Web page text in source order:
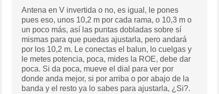
Antena en V invertida o no, es igual, le pones
pues eso, unos 10,2 m por cada rama, o 10,3 m o
un poco más, así las puntas dobladas sobre sí
mismas para que puedas ajustarla, pero andará
por los 10,2 m. Le conectas el balun, lo cuelgas y
le metes potencia, poca, mides la ROE, debe dar
poca. Si da poca, mueve el dial para ver por
donde anda mejor, si por arriba o por abajo de la
banda y el resto ya lo sabes para ajustarla, ¿Si?.